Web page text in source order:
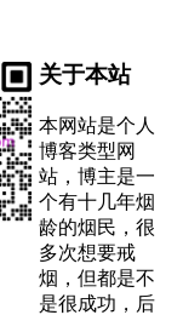
关于本站
本网站是个人
博客类型网
站，博主是一
个有十几年烟
龄的烟民，很
多次想要戒
烟，但都是不
是很成功，后